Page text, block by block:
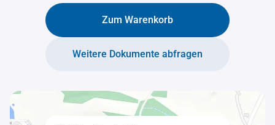
Zum Warenkorb
Weitere Dokumente abfragen